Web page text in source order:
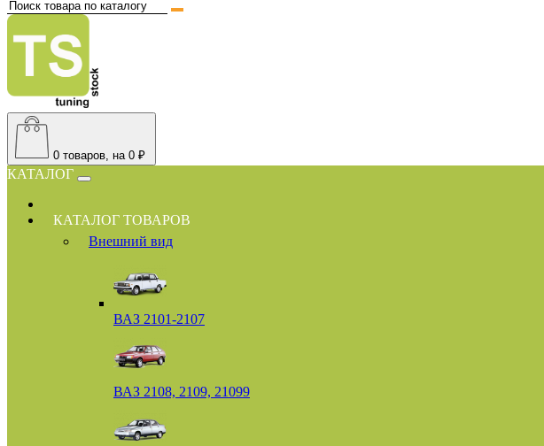
0 товаров, на 0 ₽
КАТАЛОГ
КАТАЛОГ ТОВАРОВ
Внешний вид
ВАЗ 2101-2107
ВАЗ 2108, 2109, 21099